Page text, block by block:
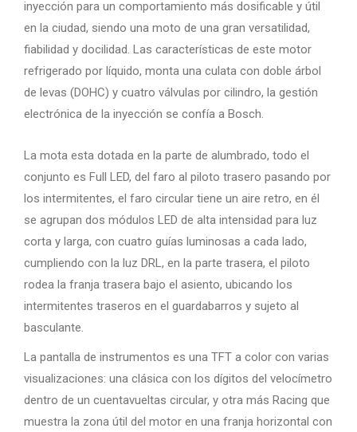
inyección para un comportamiento más dosificable y útil
en la ciudad, siendo una moto de una gran versatilidad,
fiabilidad y docilidad. Las características de este motor
refrigerado por líquido, monta una culata con doble árbol
de levas (DOHC) y cuatro válvulas por cilindro, la gestión
electrónica de la inyección se confía a Bosch.
La mota esta dotada en la parte de alumbrado, todo el
conjunto es Full LED, del faro al piloto trasero pasando por
los intermitentes, el faro circular tiene un aire retro, en él
se agrupan dos módulos LED de alta intensidad para luz
corta y larga, con cuatro guías luminosas a cada lado,
cumpliendo con la luz DRL, en la parte trasera, el piloto
rodea la franja trasera bajo el asiento, ubicando los
intermitentes traseros en el guardabarros y sujeto al
basculante.
La pantalla de instrumentos es una TFT a color con varias
visualizaciones: una clásica con los dígitos del velocímetro
dentro de un cuentavueltas circular, y otra más Racing que
muestra la zona útil del motor en una franja horizontal con